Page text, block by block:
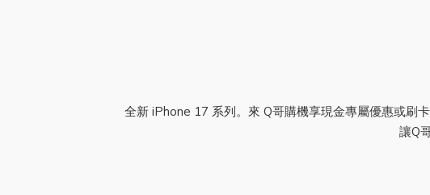
全新 iPhone 17 系列。來 Q哥購機享現金專屬優惠或刷
讓Q